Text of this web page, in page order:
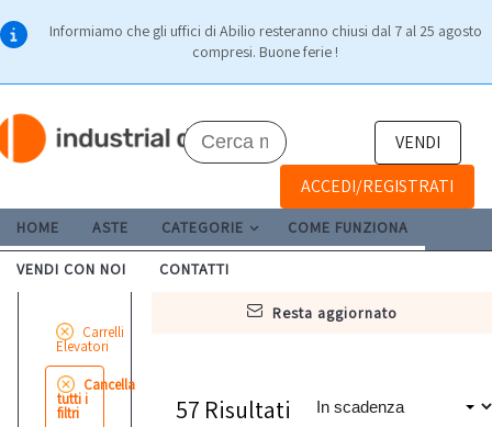
Informiamo che gli uffici di Abilio resteranno chiusi dal 7 al 25 agosto
compresi. Buone ferie !
VENDI
ACCEDI/REGISTRATI
HOME ASTE CATEGORIE COME FUNZIONA
VENDI CON NOI CONTATTI
resta aggiornato
Carrelli
Elevatori
Cancella
tutti i
filtri 57 Risultati